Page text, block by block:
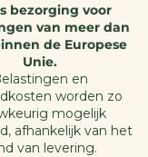
bezorging voor
van meer dan
de Europese
Unie.
en
worden zo
mogelijk
afhankelijk van het
van levering.